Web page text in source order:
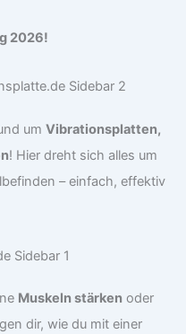
2026!
umVibrationsplatten,
! Hier dreht sich alles um
– einfach, effektiv
Muskeln stärken oder
dir, wie du mit einer